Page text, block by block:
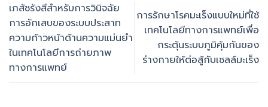
เภสัชรังสีสำหรับการวินิจฉัย
การอักเสบของระบบประสาท
ความก้าวหน้าด้านความแม่นยำ
ในเทคโนโลยีการถ่ายภาพ
ทางการแพทย์
การรักษาโรคมะเร็งแบบใหม่ที่ใช้
เทคโนโลยีทางการแพทย์เพื่อ
กระตุ้นระบบภูมิคุ้มกันของ
ร่างกายให้ต่อสู้กับเซลล์มะเร็ง